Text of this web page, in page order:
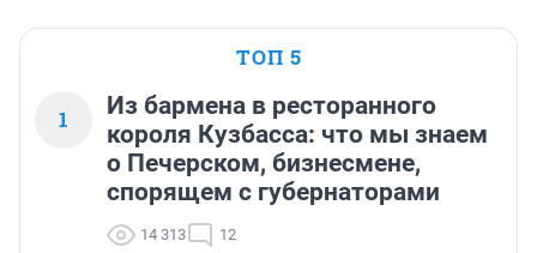
ТОП 5
1
Из бармена в ресторанного
короля Кузбасса: что мы знаем
о Печерском, бизнесмене,
спорящем с губернаторами
14 313 12